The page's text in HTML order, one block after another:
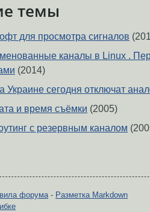
темы
для просмотра сигналов
каналы в Linux .
(2014)
Украине сегодня отключат
и время съёмки (2005)
с резервным каналом
форума - Разметка Markdown